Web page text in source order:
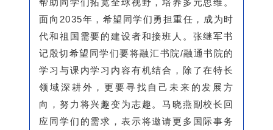
面向2035年，希望同学们勇担重任，成为时
代和祖国需要的建设者和接班人。张继军书
记殷切希望同学们要将融汇书院/融通书院的
学习与课内学习内容有机结合，除了在特长
领域深耕外，更要寻找自己未来的发展方
向，努力将兴趣变为志趣。马晓燕副校长回
应同学们的需求，表示将邀请更多国际事务